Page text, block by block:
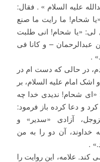
علیه السلام » . فقال:
شحام! ما رایت ما صنع
لی: «یا شحام! انی طلبت
عبدالرحمان – و کانا فی
.
در حالی که دست ام در
امام علیه السلام، بر
«ای شحام! ندیدی خدا چه
کرد و دعا کرده باز فرمود:
آزادی «سدیر» و
خداوند، آن دو را به من
.
کند. علامه، این روایت را